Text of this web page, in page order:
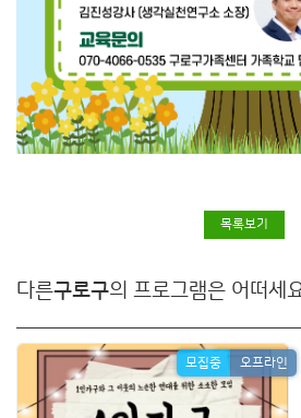
목록보기
다른구로구의 프로그램은 어떠세
모집중 오프라인